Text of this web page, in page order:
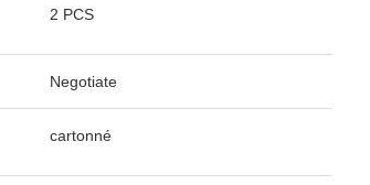
2 PCS
Negotiate
cartonné